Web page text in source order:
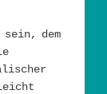
sein, dem